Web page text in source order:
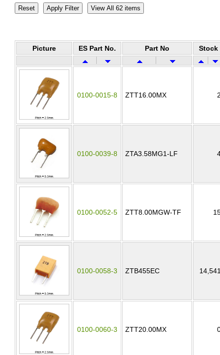
Picture ES Part No. Part No Stock
0100-0015-8 ZTT16.00MX
0100-0039-8 ZTA3.58MG1-LF
0100-0052-5 ZTT8.00MGW-TF
0100-0058-3 ZTB455EC
0100-0060-3 ZTT20.00MX